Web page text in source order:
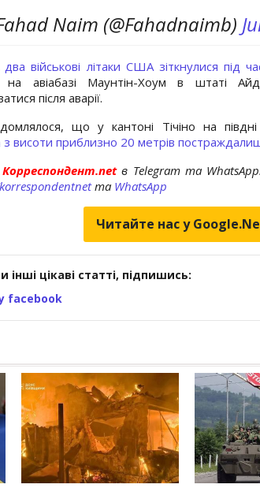
Naim (@Fahadnaimb)
два військові літаки США зіткнулися під
на авіабазі Маунтін-Хоум в штаті
після аварії.
що у кантоні Тічіно на
з висоти приблизно 20 метрів
Корреспондент.netв Telegram та
та WhatsApp
Читайте нас у
інші цікаві статті, підпишись:
facebook